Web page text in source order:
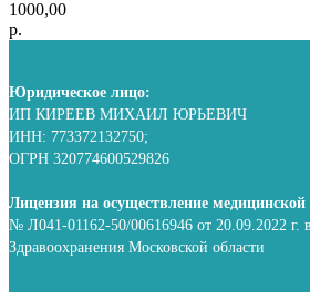
1000,00
р.
Юридическое лицо:
ИП КИРЕЕВ МИХАИЛ ЮРЬЕВИЧ
ИНН: 773372132750;
ОГРН 320774600529826
Лицензия на осуществление медицинской
№ Л041-01162-50/00616946 от 20.09.2022 г.
Здравоохранения Московской области